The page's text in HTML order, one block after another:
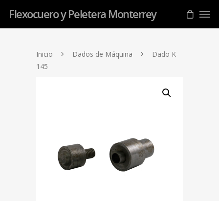
Flexocuero y Peletera Monterrey
Inicio Dados de Máquina
Dado K-
145